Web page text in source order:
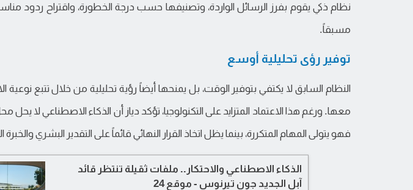
نظام ذكي يقوم بفرز الرسائل الواردة، وتصنيفها حسب درجة الخطورة، واقتراح ردود
مسبقاً.
توفير رؤى تحليلية أوسع
النظام السابق لا يكتفي بتوفير الوقت، بل يمنحها أيضاً رؤية تحليلية من خلال تتبع
معها. ورغم هذا الاعتماد المتزايد على التكنولوجيا، تؤكد دياز أن الذكاء الاصطناعي لا يحل
فهو يتولى المهام المتكررة، بينما يظل اتخاذ القرار النهائي قائماً على التقدير البشري والخبرة
الذكاء الاصطناعي والاحتكار.. ملفات ثقيلة تنتظر قائد
آبل الجديد جون تيرنوس - موقع 24